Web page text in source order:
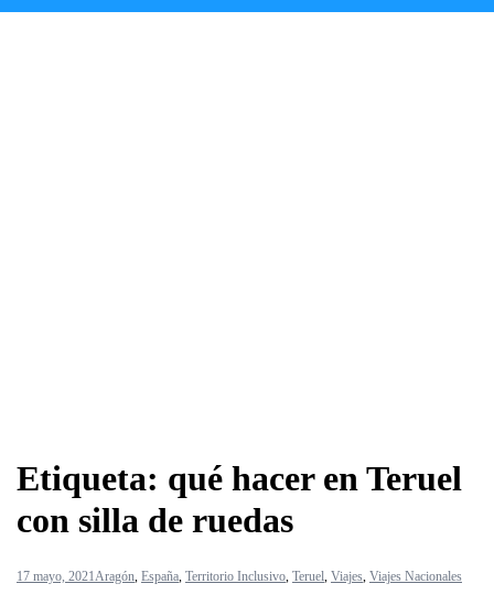
Etiqueta: qué hacer en Teruel
con silla de ruedas
17 mayo, 2021Aragón, España, Territorio Inclusivo, Teruel, Viajes, Viajes Nacionales